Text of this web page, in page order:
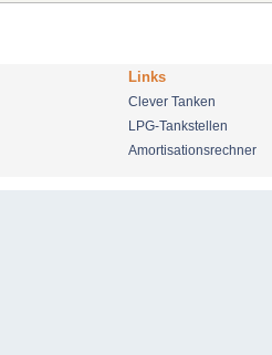
Links
Clever Tanken
LPG-Tankstellen
Amortisationsrechner